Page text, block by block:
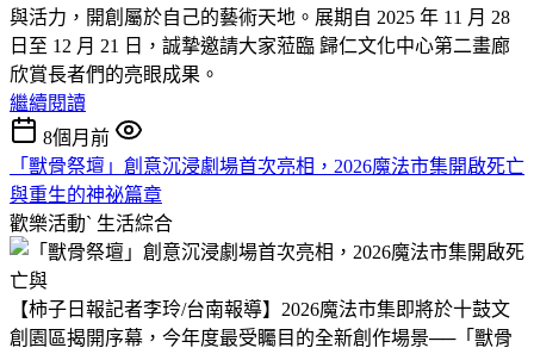
與活力，開創屬於自己的藝術天地。展期自 2025 年 11 月 28
日至 12 月 21 日，誠摯邀請大家蒞臨 歸仁文化中心第二畫廊
欣賞長者們的亮眼成果。
繼續閱讀
8個月前
「獸骨祭壇」創意沉浸劇場首次亮相，2026魔法市集開啟死亡
與重生的神祕篇章
歡樂活動ˋ 生活綜合
【柿子日報記者李玲/台南報導】2026魔法市集即將於十鼓文
創園區揭開序幕，今年度最受矚目的全新創作場景──「獸骨